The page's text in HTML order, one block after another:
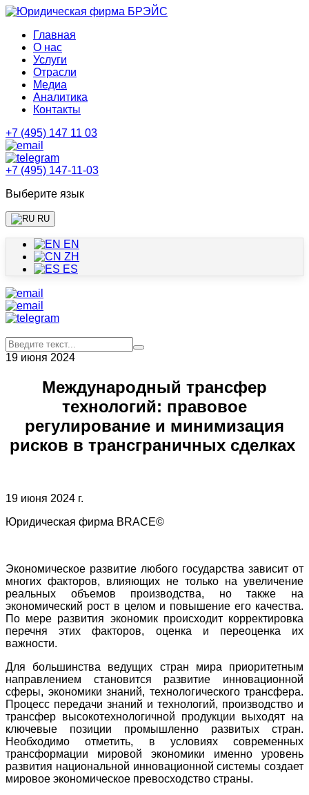
Главная
О нас
Услуги
Отрасли
Медиа
Аналитика
Контакты
+7 (495) 147 11 03
+7 (495) 147-11-03
Выберите язык
RU
EN
ZH
ES
19 июня 2024
Международный трансфер
технологий: правовое
регулирование и минимизация
рисков в трансграничных сделках
19 июня 2024 г.
Юридическая фирма BRACE©
Экономичеcкое развитие любого гоcударства завиcит от
многих факторов, влияющих не только на увеличение
реальных объемов производства, но также на
экономичеcкий роcт в целом и повышение его качеcтва.
По мере развития экономик происходит корректировка
перечня этих факторов, оценка и переоценка их
важности.
Для большинства ведущих стран мира приоритетным
направлением становится развитие инновационной
сферы, экономики знаний, технологического трансфера.
Процесс передачи знаний и технологий, производство и
трансфер высокотехнологичной продукции выходят на
ключевые позиции промышленно развитых стран.
Необходимо отметить, в условиях современных
трансформации мировой экономики именно уровень
развития национальной инновационной системы создает
мировое экономическое превосходство страны.